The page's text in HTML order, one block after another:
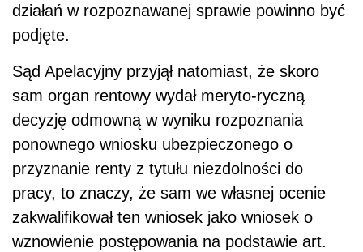
działań w rozpoznawanej sprawie po­winno być
podjęte.
Sąd Apelacyjny przyjął natomiast, że skoro
sam organ rentowy wydał meryto-ryczną
decyzję odmowną w wyniku rozpoznania
ponownego wniosku ubezpieczo­nego o
przyznanie renty z tytułu niezdolności do
pracy, to znaczy, że sam we własnej ocenie
zakwalifikował ten wniosek jako wniosek o
wznowienie postępowania na pod­stawie art.